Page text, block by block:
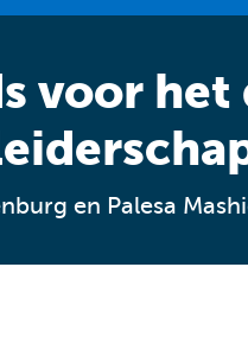
voor
en Palesa